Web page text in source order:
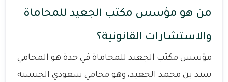
من هو مؤسس مكتب الجعيد للمحاماة
والاستشارات القانونية؟
مؤسس مكتب الجعيد للمحاماة في جدة هو المحامي
سند بن محمد الجعيد، وهو محامي سعودي الجنسية